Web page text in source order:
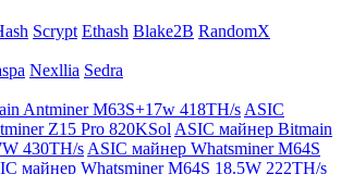
Scrypt Ethash Blake2B RandomX
Nexllia Sedra
Antminer M63S+17w 418TH/s ASIC
Z15 Pro 820KSol ASIC майнер Bitmain
430TH/s ASIC майнер Whatsminer M64S
майнер Whatsminer M64S 18.5W 222TH/s